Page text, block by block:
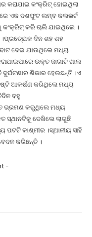
କରାଯାଇ କଂକ୍ରିଟ୍ ହୋଇଥିଲା
ଏକ ଦଶଫୁଟ ଲମ୍ବ କଲଭର୍ଟ
କଂକ୍ରିଟ୍ କରି ଚାଲି ଯାଇଥିଲେ ।
।ପ୍ରତ୍ଯେକ ଦିନ ଶହ ଶହ
ଦେଇ ଯାଉଥିଲେ ମଧ୍ୟ
ଉକ୍ତ ଜାଗାଟି ଖାଲ
ଶିକାର ହେଉଛନ୍ତି ।ଏ
ଆକର୍ଷଣ କରିଥିଲେ ମଧ୍ୟ
ବହୁ
ଭ୍ରମଣ କରୁଥିଲେ ମଧ୍ୟ
ସ୍ଥାନଟିକୁ ଦେଖିଲେ ଲାଗୁଛି
କାଶ୍ମୀର ।ସ୍ଥାନୀୟ ସାହି
କରିଛନ୍ତି ।
-